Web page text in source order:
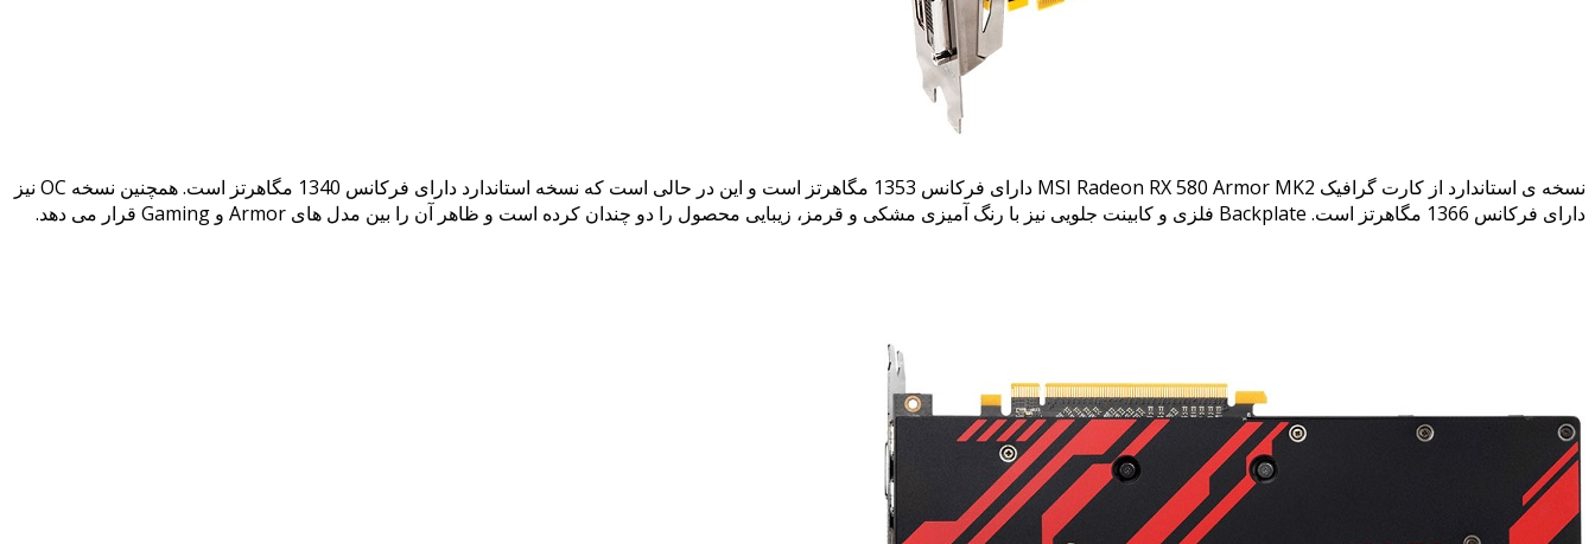
نسخه ی استاندارد از کارت گرافیک MSI Radeon RX 580 Armor MK2 دارای فرکانس 1353 مگاهرتز است و این در حالی است که نسخه استاندارد دارای فرکانس 1340 مگاهرتز است. همچنین نسخه OC نیز
دارای فرکانس 1366 مگاهرتز است. Backplate فلزی و کابینت جلویی نیز با رنگ آمیزی مشکی و قرمز، زیبایی محصول را دو چندان کرده است و ظاهر آن را بین مدل های Armor و Gaming قرار می دهد.